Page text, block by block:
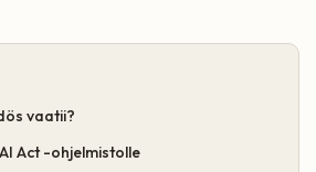
vaatii?
Act -ohjelmistolle